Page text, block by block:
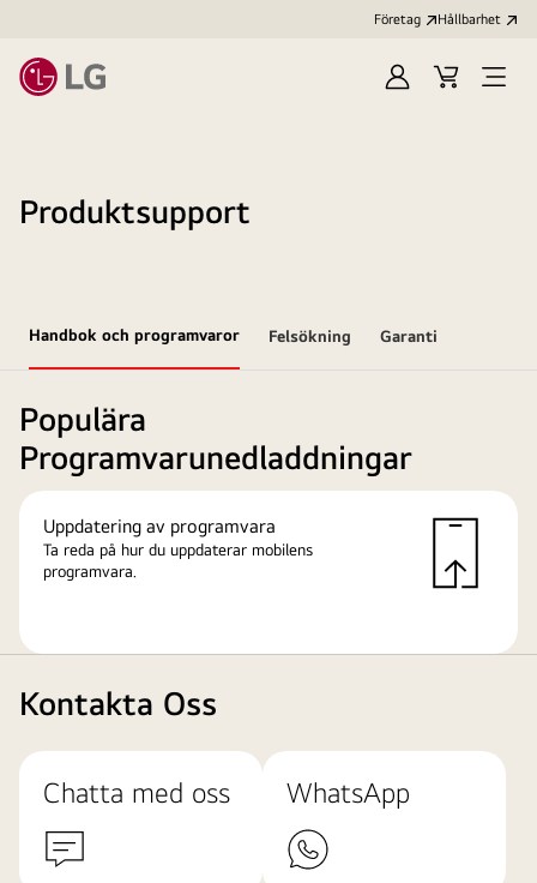
Företag Hållbarhet
LoggaKundvagn
Produktsupport
Handbok och programvaror Felsökning Garanti
Populära
Programvarunedladdningar
Uppdatering av programvara
Ta reda på hur du uppdaterar mobilens
programvara.
Kontakta Oss
Chatta med oss WhatsApp